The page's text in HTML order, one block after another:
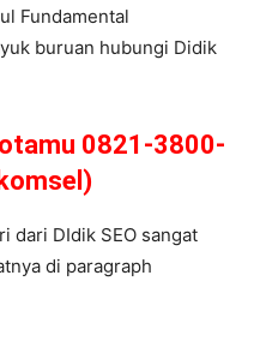
Fundamental
buruan hubungi Didik
0821-3800-
dari DIdik SEO sangat
di paragraph